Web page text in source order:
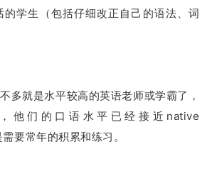
学生（包括仔细改正自己的语法、词
多就是水平较高的英语老师或学霸了，
他们的口语水平已经接近native
要常年的积累和练习。